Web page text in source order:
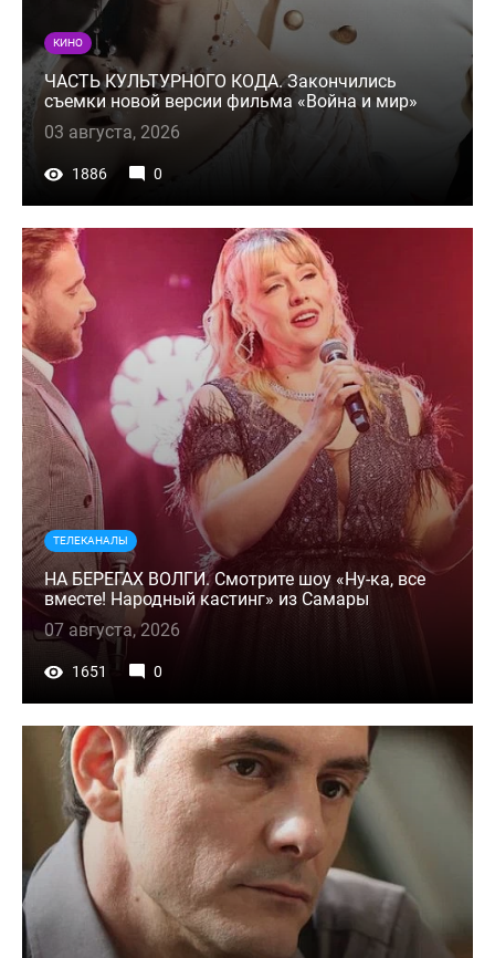
КИНО
ЧАСТЬ КУЛЬТУРНОГО КОДА. Закончились
съемки новой версии фильма «Война и мир»
03 августа, 2026
1886 0
ТЕЛЕКАНАЛЫ
НА БЕРЕГАХ ВОЛГИ. Смотрите шоу «Ну-ка, все
вместе! Народный кастинг» из Самары
07 августа, 2026
1651 0